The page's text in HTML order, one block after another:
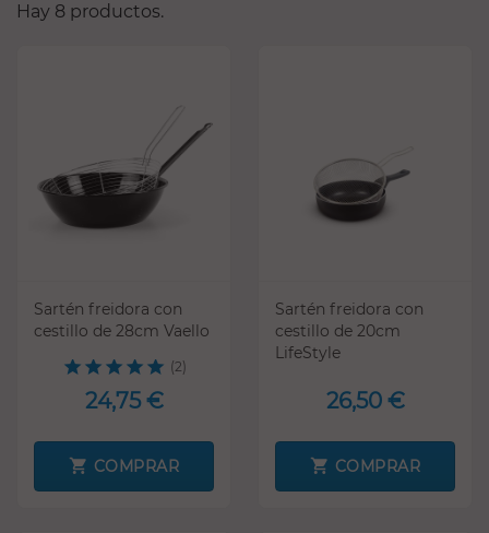
Hay 8 productos.
Sartén freidora con
cestillo de 28cm Vaello
(2)
24,75 €
COMPRAR
Sartén freidora con
cestillo de 20cm
LifeStyle
26,50 €
COMPRAR